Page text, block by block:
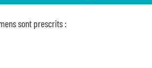
sont prescrits :